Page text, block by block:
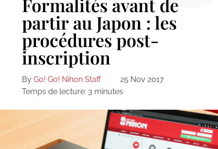
Formalités avant de
partir au Japon : les
procédures post-
inscription
By Go! Go! Nihon Staff
25 Nov 2017
Temps de lecture: 3 minutes